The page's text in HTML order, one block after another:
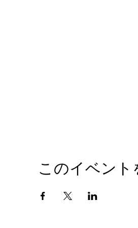
このイベント